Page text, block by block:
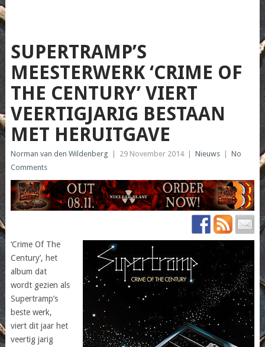
SUPERTRAMP​’S
MEESTERWER​K ‘CRIME OF
THE CENTURY’ VIERT
VEERTIGJAR​IG BESTAAN
MET HERUITGAVE
Norman van den Wildenberg 29 November 2014 Nieuws
No
Comments
‘Crime Of The
Century’, het
album dat
wordt gezien als
Supertramp’s
beste werk,
viert dit jaar het
veertig jarig